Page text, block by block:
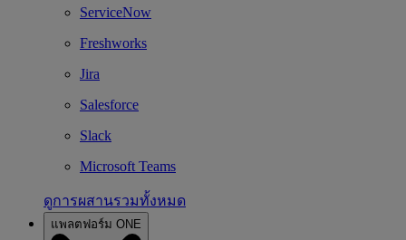
ServiceNow
Freshworks
Jira
Salesforce
Slack
Microsoft Teams
ดูการผสานรวมทั้งหมด
แพลตฟอร์ม ONE